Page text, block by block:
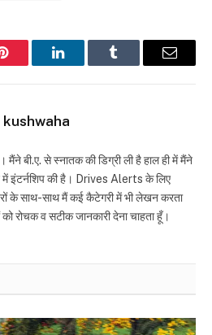
Pinterest LinkedInTumblr Email
kushwaha
मैंने बी.ए. से स्नातक की डिग्री ली है हाल ही में मैंने
इंटर्नशिप की है। Drives Alerts के लिए
के साथ-साथ मैं कई कैटेगरी में भी लेखन करता
रोचक व सटीक जानकारी देना चाहता हूँ।